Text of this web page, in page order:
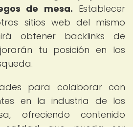
de mesa. Establecer
sitios web del mismo
obtener backlinks de
tu posición en los
para colaborar con
en la industria de los
ofreciendo contenido